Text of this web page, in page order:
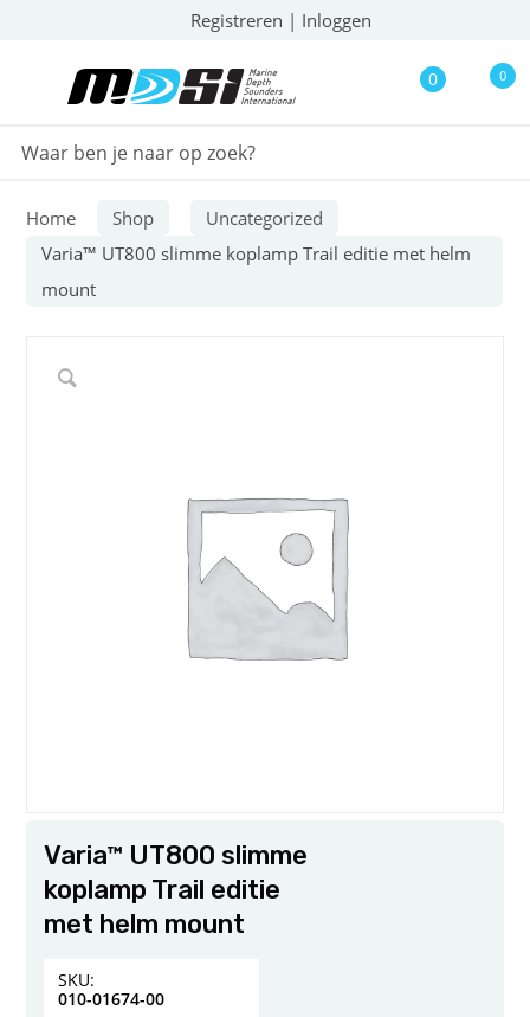
Registreren | Inloggen
0 0
Home Shop
Uncategorized
Varia™ UT800 slimme koplamp Trail editie met helm
mount
Varia™ UT800 slimme
koplamp Trail editie
met helm mount
SKU:
010-01674-00